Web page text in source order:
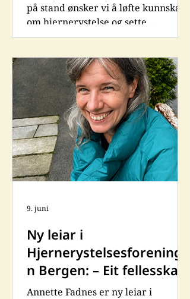
på stand ønsker vi å løfte kunnskap
om hjernerystelse og sette
hjernehelse på dagsorden. Ungdom
arrangement Klokken 11.00
inviterer
Hjernerystelsesforeningen,
sammen med Hodepine Norge, til
arrangementet «Ungdom og
hjernehelse» i Hjerneteltet. Her
retter vi søkelyset
Ny leiar i
Hjernerystelsesforeninge
n Bergen: – Eit fellesskap
er viktig for meg
Annette Fadnes er ny leiar i
9. juni